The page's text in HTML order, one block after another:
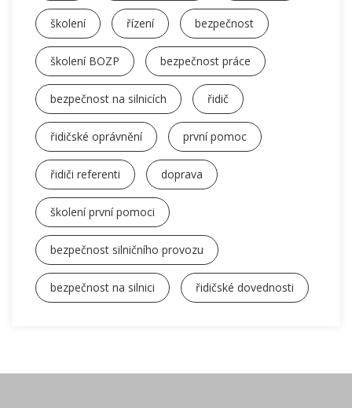
školení řízení bezpečnost
školení BOZP bezpečnost práce
bezpečnost na silnicích řidič
řidičské oprávnění první pomoc
řidiči referenti doprava
školení první pomoci
bezpečnost silničního provozu
bezpečnost na silnici řidičské dovednosti